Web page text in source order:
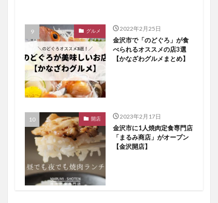
グルメ 2022年2月25日
金沢市で「のどぐろ」が食
べられるオススメの店3選
【かなざわグルメまとめ】
開店 2023年2月17日
金沢市に1人焼肉定食専門店
「まるみ商店」がオープン
【金沢開店】